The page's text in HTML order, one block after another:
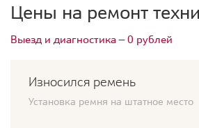
Цены на ремонт
Выезд и диагностика — 0 рублей
Износился ремень
Установка ремня на штатное место